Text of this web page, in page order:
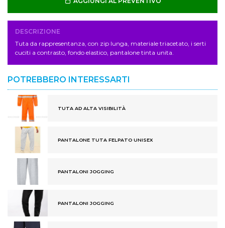
DESCRIZIONE
Tuta da rappresentanza, con zip lunga, materiale triacetato, i serti
cuciti a contrasto, fondo elastico, pantalone tinta unita.
POTREBBERO INTERESSARTI
TUTA AD ALTA VISIBILITÀ
PANTALONE TUTA FELPATO UNISEX
PANTALONI JOGGING
PANTALONI JOGGING